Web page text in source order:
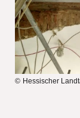
Hessischer